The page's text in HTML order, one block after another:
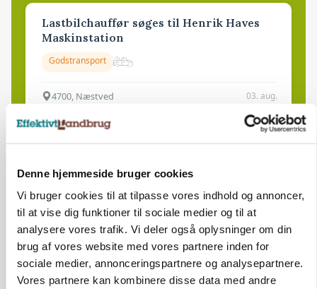
Denne hjemmeside bruger cookies
Vi bruger cookies til at tilpasse vores indhold og annoncer,
til at vise dig funktioner til sociale medier og til at
analysere vores trafik. Vi deler også oplysninger om din
brug af vores website med vores partnere inden for
sociale medier, annonceringspartnere og analysepartnere.
Vores partnere kan kombinere disse data med andre
Lastbilchauffør søges til Henrik Haves
Maskinstation
Godstransport
4700, Næstved 03. aug.
Medarbejdere til griseproduktion
Grise
9681, Ranum 03. aug.
Kalvepasser til ejendom i udvikling søges